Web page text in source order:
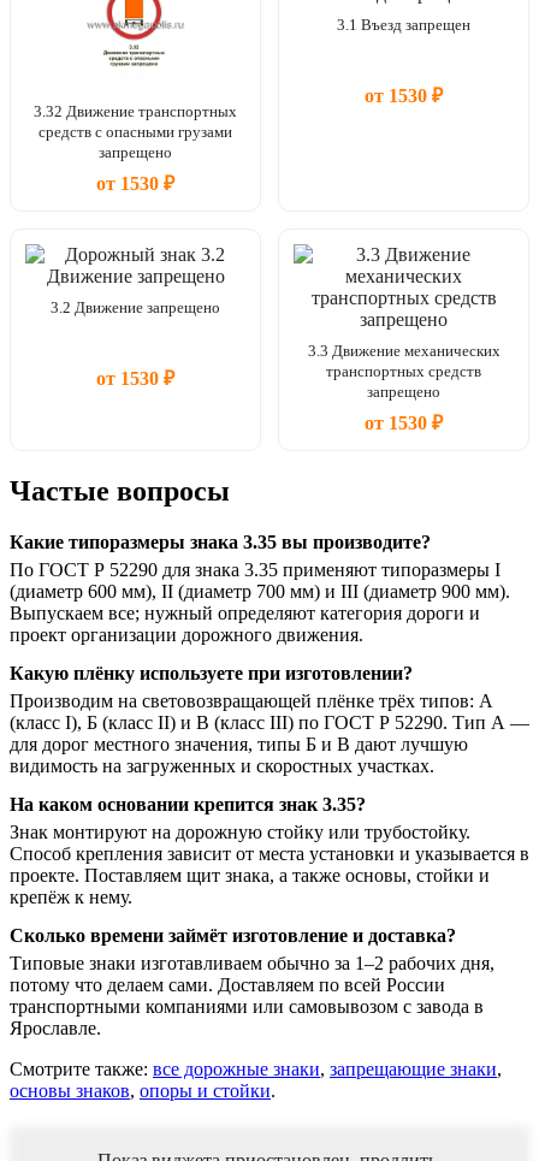
3.32 Движение транспортных
средств с опасными грузами
запрещено
от 1530 ₽
3.1 Въезд запрещен
от 1530 ₽
3.2 Движение запрещено
от 1530 ₽
3.3 Движение механических
транспортных средств
запрещено
от 1530 ₽
Частые вопросы
Какие типоразмеры знака 3.35 вы производите?
По ГОСТ Р 52290 для знака 3.35 применяют типоразмеры I
(диаметр 600 мм), II (диаметр 700 мм) и III (диаметр 900 мм).
Выпускаем все; нужный определяют категория дороги и
проект организации дорожного движения.
Какую плёнку используете при изготовлении?
Производим на световозвращающей плёнке трёх типов: А
(класс I), Б (класс II) и В (класс III) по ГОСТ Р 52290. Тип А —
для дорог местного значения, типы Б и В дают лучшую
видимость на загруженных и скоростных участках.
На каком основании крепится знак 3.35?
Знак монтируют на дорожную стойку или трубостойку.
Способ крепления зависит от места установки и указывается в
проекте. Поставляем щит знака, а также основы, стойки и
крепёж к нему.
Сколько времени займёт изготовление и доставка?
Типовые знаки изготавливаем обычно за 1–2 рабочих дня,
потому что делаем сами. Доставляем по всей России
транспортными компаниями или самовывозом с завода в
Ярославле.
Смотрите также: все дорожные знаки, запрещающие знаки,
основы знаков, опоры и стойки.